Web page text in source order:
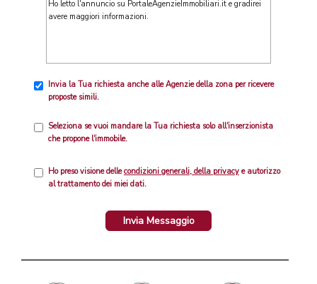
Invia la Tua richiesta anche alle Agenzie della zona per ricevere
proposte simili.
Seleziona se vuoi mandare la Tua richiesta solo all'inserzionista
che propone l'immobile.
Ho preso visione dellecondizioni generali, della privacy e autorizzo
al trattamento dei miei dati.
Invia Messaggio